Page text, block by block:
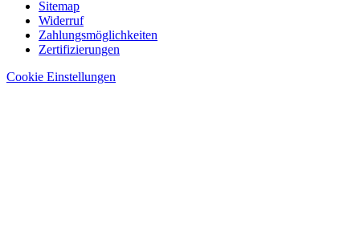
Sitemap
Widerruf
Zahlungsmöglichkeiten
Zertifizierungen
Cookie Einstellungen